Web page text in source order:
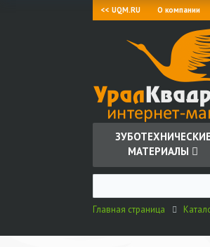
<< UQM.RU О компании
ЗУБОТЕХНИЧЕСКИЕ
МАТЕРИАЛЫ
Главная страница